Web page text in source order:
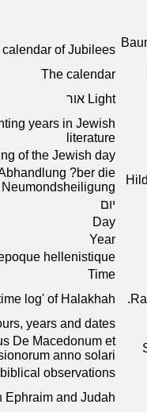
of Jubilees
The calendar
Light אור
years in Jewish
literature
of the Jewish day
?ber die
Neumondsheiligung
יום
Day
Year
hellenistique
Time
log' of Halakhah
years and dates
De Macedonum et
anno solari
observations
Ephraim and Judah